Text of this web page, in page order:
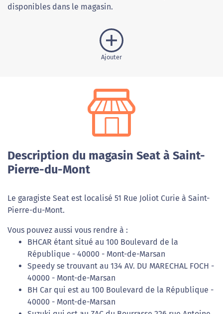
disponibles dans le magasin.
Ajouter
Description du magasin Seat à Saint-
Pierre-du-Mont
Le garagiste Seat est localisé 51 Rue Joliot Curie à Saint-
Pierre-du-Mont.
Vous pouvez aussi vous rendre à :
BHCAR étant situé au 100 Boulevard de la
République - 40000 - Mont-de-Marsan
Speedy se trouvant au 134 AV. DU MARECHAL FOCH -
40000 - Mont-de-Marsan
BH Car qui est au 100 Boulevard de la République -
40000 - Mont-de-Marsan